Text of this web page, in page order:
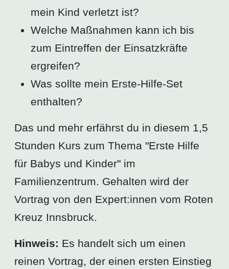
mein Kind verletzt ist?
Welche Maßnahmen kann ich bis
zum Eintreffen der Einsatzkräfte
ergreifen?
Was sollte mein Erste-Hilfe-Set
enthalten?
Das und mehr erfährst du in diesem 1,5
Stunden Kurs zum Thema "Erste Hilfe
für Babys und Kinder" im
Familienzentrum. Gehalten wird der
Vortrag von den Expert:innen vom Roten
Kreuz Innsbruck.
Hinweis: Es handelt sich um einen
reinen Vortrag, der einen ersten Einstieg